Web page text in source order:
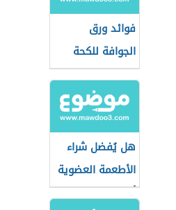
فوائد ورق
الجوافة للكحة
هل يُفضل شراء
الأطعمة العضوية
أثناء التسوق؟